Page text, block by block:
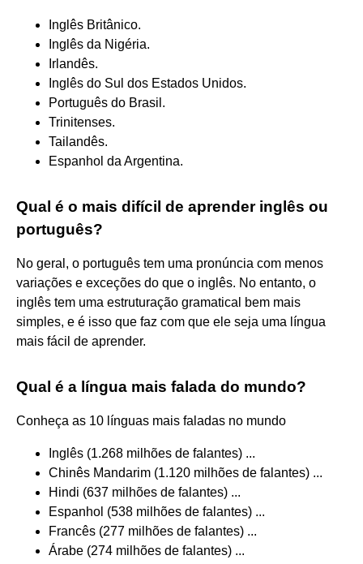
Inglês Britânico.
Inglês da Nigéria.
Irlandês.
Inglês do Sul dos Estados Unidos.
Português do Brasil.
Trinitenses.
Tailandês.
Espanhol da Argentina.
Qual é o mais difícil de aprender inglês ou
português?
No geral, o português tem uma pronúncia com menos
variações e exceções do que o inglês. No entanto, o
inglês tem uma estruturação gramatical bem mais
simples, e é isso que faz com que ele seja uma língua
mais fácil de aprender.
Qual é a língua mais falada do mundo?
Conheça as 10 línguas mais faladas no mundo
Inglês (1.268 milhões de falantes) ...
Chinês Mandarim (1.120 milhões de falantes) ...
Hindi (637 milhões de falantes) ...
Espanhol (538 milhões de falantes) ...
Francês (277 milhões de falantes) ...
Árabe (274 milhões de falantes) ...